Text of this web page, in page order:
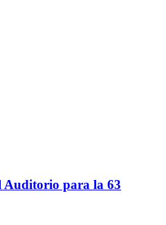
Auditorio para la 63